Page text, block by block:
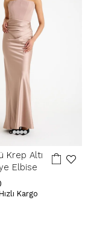
SpringStore - Ortahisar
Krep Altı
Elbise
Kargo